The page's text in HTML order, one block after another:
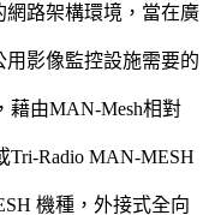
路架構環境，當在廣
影像監控設施需要的
藉由MAN-Mesh相對
Tri-Radio MAN-MESH
機種，外接式全向